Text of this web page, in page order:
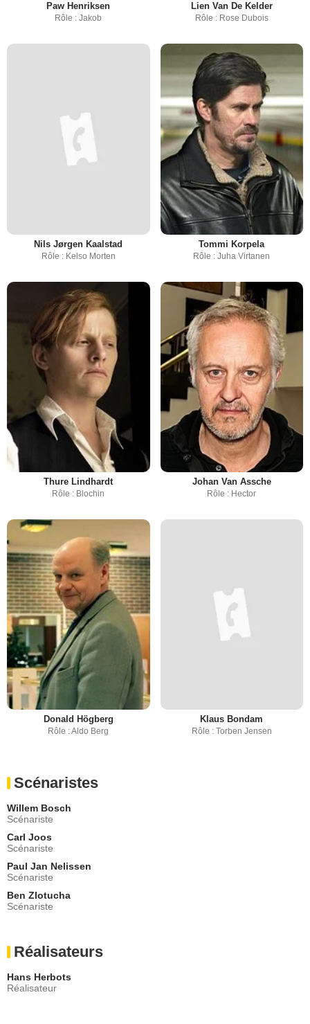
Paw Henriksen
Rôle : Jakob
Lien Van De Kelder
Rôle : Rose Dubois
Nils Jørgen Kaalstad
Rôle : Kelso Morten
Tommi Korpela
Rôle : Juha Virtanen
Thure Lindhardt
Rôle : Blochin
Johan Van Assche
Rôle : Hector
Donald Högberg
Rôle : Aldo Berg
Klaus Bondam
Rôle : Torben Jensen
Scénaristes
Willem Bosch
Scénariste
Carl Joos
Scénariste
Paul Jan Nelissen
Scénariste
Ben Zlotucha
Scénariste
Réalisateurs
Hans Herbots
Réalisateur